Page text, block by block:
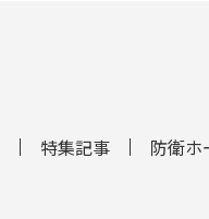
特集記事 防衛ホ